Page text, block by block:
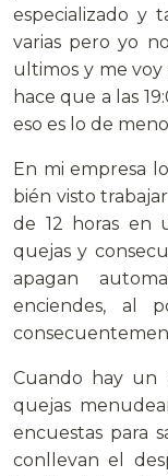
especializado y
varias pero yo
ultimos y me voy
hace que a las
eso es lo de
En mi empresa
bién visto
de 12 horas en
quejas y
apagan
enciendes, al
Cuando hay un
quejas
encuestas para
conllevan el